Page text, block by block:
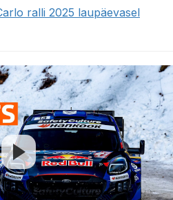
ralli 2025 laupäevasel